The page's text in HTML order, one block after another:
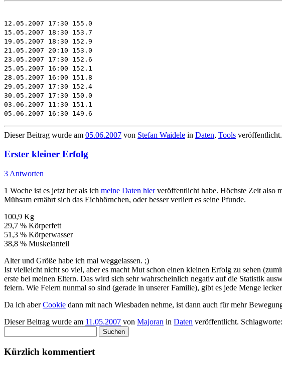
12.05.2007 17:30 155.0
15.05.2007 18:30 153.7
19.05.2007 18:30 152.9
21.05.2007 20:10 153.0
23.05.2007 17:30 152.6
25.05.2007 16:00 152.1
28.05.2007 16:00 151.8
29.05.2007 17:30 152.4
30.05.2007 17:30 150.0
03.06.2007 11:30 151.1
05.06.2007 16:30 149.6
Dieser Beitrag wurde am 05.06.2007 von Stefan Waidele in Daten, Tools
Erster kleiner Erfolg
3 Antworten
1 Woche ist es jetzt her als ich meine Daten hierveröffentlicht habe. Höchste Zeit also
Mühsam ernährt sich das Eichhörnchen, oder besser verliert es seine Pfunde.
100,9 Kg
29,7 % Körperfett
51,3 % Körperwasser
38,8 % Muskelanteil
Alter und Größe habe ich mal weggelassen. ;)
Ist vielleicht nicht so viel, aber es macht Mut schon einen kleinen Erfolg zu sehen
erste bei meinen Eltern. Das wird sich sehr wahrscheinlich negativ auf die Statistik
feiern. Wie Feiern nunmal so sind (gerade in unserer Familie), gibt es jede Menge
Da ich aberCookie dann mit nach Wiesbaden nehme, ist dann auch für mehr
Dieser Beitrag wurde am 11.05.2007 von Majoran in Daten veröffentlicht. Schlagworte:
nach:
Kürzlich kommentiert